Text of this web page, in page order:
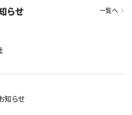
らせ 一覧へ
知らせ